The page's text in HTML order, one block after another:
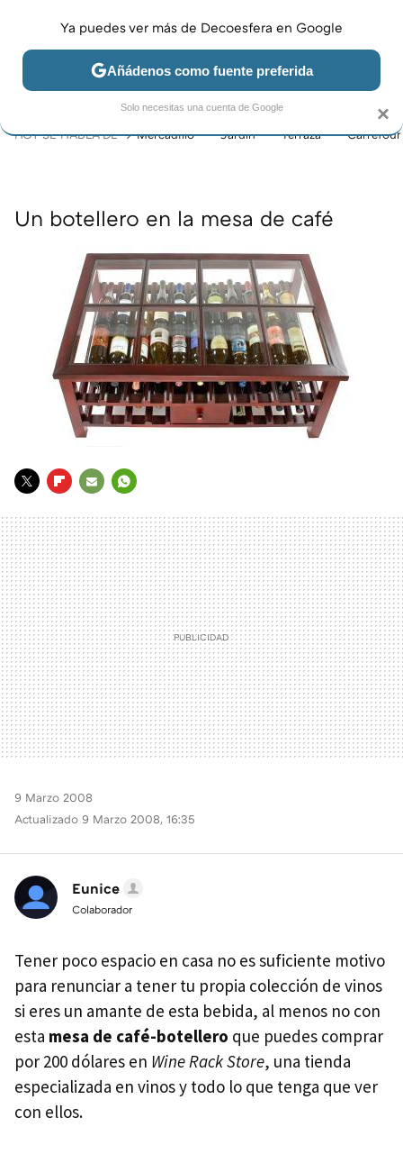
JARDÍN Y TERRAZA SALÓN DORMITORIO COCINA
HOY SE HABLA DE Mercadillo Jardín Terraza Carrefour
Un botellero en la mesa de café
MAIL
9 Marzo 2008
Actualizado 9 Marzo 2008, 16:35
Eunice
Colaborador
Tener poco espacio en casa no es suficiente motivo
para renunciar a tener tu propia colección de vinos
si eres un amante de esta bebida, al menos no con
esta mesa de café-botellero que puedes comprar
por 200 dólares en Wine Rack Store, una tienda
especializada en vinos y todo lo que tenga que ver
con ellos.
×
Ya puedes ver más de Decoesfera en Google
Añádenos como fuente preferida
Solo necesitas una cuenta de Google